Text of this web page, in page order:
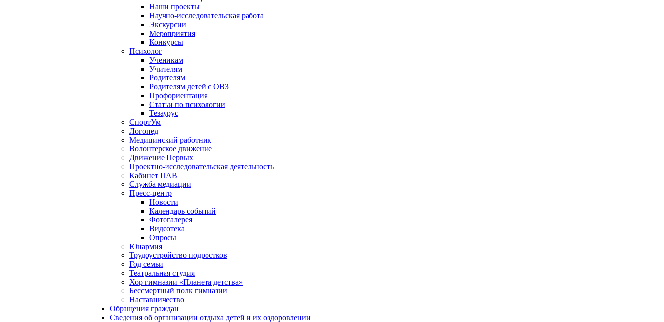
Наши проекты
Научно-исследовательская работа
Экскурсии
Мероприятия
Конкурсы
Психолог
Ученикам
Учителям
Родителям
Родителям детей с ОВЗ
Профориентация
Статьи по психологии
Тезаурус
СпортУм
Логопед
Медицинский работник
Волонтерское движение
Движение Первых
Проектно-исследовательская деятельность
Кабинет ПАВ
Служба медиации
Пресс-центр
Новости
Календарь событий
Фотогалерея
Видеотека
Опросы
Юнармия
Трудоустройство подростков
Год семьи
Театральная студия
Хор гимназии «Планета детства»
Бессмертный полк гимназии
Наставничество
Обращения граждан
Сведения об организации отдыха детей и их оздоровлении